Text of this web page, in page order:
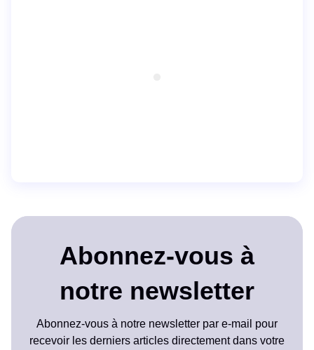
Abonnez-vous à
notre newsletter
Abonnez-vous à notre newsletter par e-mail pour
recevoir les derniers articles directement dans votre